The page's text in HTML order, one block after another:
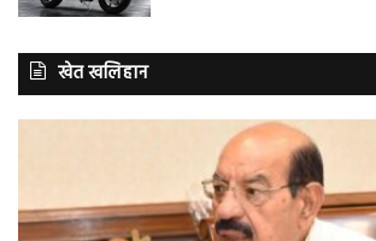
खेत खलिहान